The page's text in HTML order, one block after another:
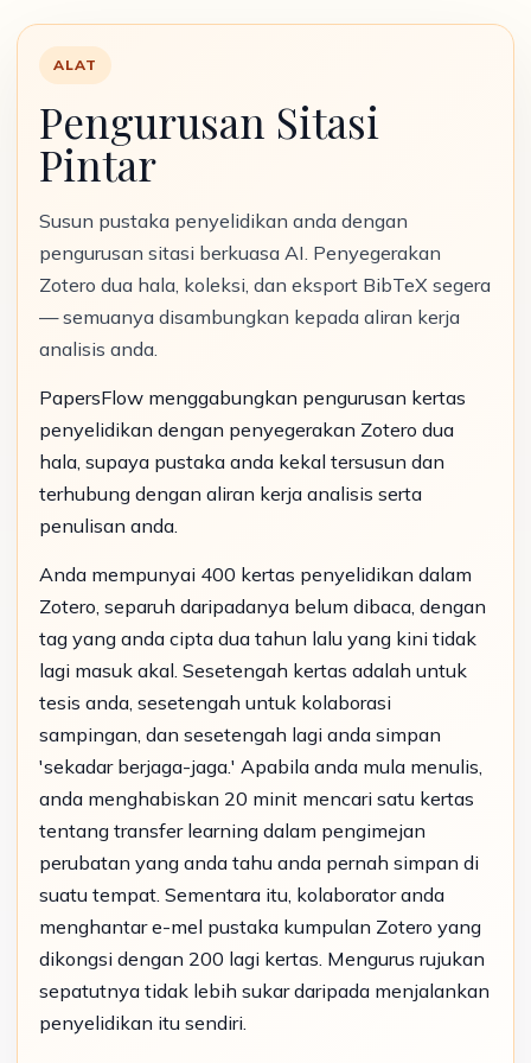
ALAT
Pengurusan Sitasi
Pintar
Susun pustaka penyelidikan anda dengan
pengurusan sitasi berkuasa AI. Penyegerakan
Zotero dua hala, koleksi, dan eksport BibTeX segera
— semuanya disambungkan kepada aliran kerja
analisis anda.
PapersFlow menggabungkan pengurusan kertas
penyelidikan dengan penyegerakan Zotero dua
hala, supaya pustaka anda kekal tersusun dan
terhubung dengan aliran kerja analisis serta
penulisan anda.
Anda mempunyai 400 kertas penyelidikan dalam
Zotero, separuh daripadanya belum dibaca, dengan
tag yang anda cipta dua tahun lalu yang kini tidak
lagi masuk akal. Sesetengah kertas adalah untuk
tesis anda, sesetengah untuk kolaborasi
sampingan, dan sesetengah lagi anda simpan
'sekadar berjaga-jaga.' Apabila anda mula menulis,
anda menghabiskan 20 minit mencari satu kertas
tentang transfer learning dalam pengimejan
perubatan yang anda tahu anda pernah simpan di
suatu tempat. Sementara itu, kolaborator anda
menghantar e-mel pustaka kumpulan Zotero yang
dikongsi dengan 200 lagi kertas. Mengurus rujukan
sepatutnya tidak lebih sukar daripada menjalankan
penyelidikan itu sendiri.